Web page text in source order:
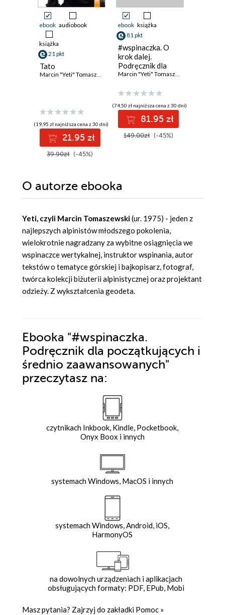
ebook audiobook
książka
21 pkt
Tato
(19,95 zł najniższa cena z 30 dni)
21.95 zł
39.90zł (-45%)
ebook książka
81 pkt
#wspinaczka. O
krok dalej.
Podręcznik dla
zaawansowanych
(74,50 zł najniższa cena z 30 dni)
81.95 zł
149.00zł (-45%)
O autorze ebooka
Yeti, czyli Marcin Tomaszewski(ur. 1975) - jeden z
najlepszych alpinistów młodszego pokolenia,
wielokrotnie nagradzany za wybitne osiągnięcia we
wspinaczce wertykalnej, instruktor wspinania, autor
tekstów o tematyce górskiej i bajkopisarz, fotograf,
twórca kolekcji biżuterii alpinistycznej oraz projektant
odzieży. Z wykształcenia geodeta.
Ebooka "#wspinaczka.
Podręcznik dla początkujących i
średnio zaawansowanych"
przeczytasz na:
czytnikach Inkbook, Kindle, Pocketbook,
Onyx Boox i innych
systemach Windows, MacOS i innych
systemach Windows, Android, iOS,
HarmonyOS
na dowolnych urządzeniach i aplikacjach
obsługujących formaty: PDF, EPub, Mobi
Masz pytania? Zajrzyj do zakładki Pomoc »